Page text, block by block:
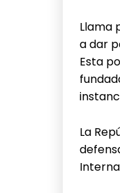
Llama
a dar
Esta
La